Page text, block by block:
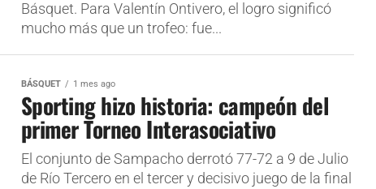
Básquet. Para Valentín Ontivero, el logro significó
mucho más que un trofeo: fue...
BÁSQUET 1 mes ago
Sporting hizo historia: campeón del
primer Torneo Interasociativo
El conjunto de Sampacho derrotó 77-72 a 9 de Julio
de Río Tercero en el tercer y decisivo juego de la final